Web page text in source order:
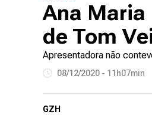
Ana Maria
de Tom
Apresentadora não
08/12/2020 - 11h07min
GZH